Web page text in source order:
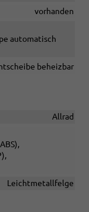
vorhanden
automatisch
beheizbar
Allrad
Leichtmetallfelge